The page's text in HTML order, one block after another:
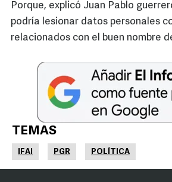
Porque, explicó Juan Pablo
podría lesionar datos personales
relacionados con el buen nombre
TEMAS
IFAI PGR POLÍTICA